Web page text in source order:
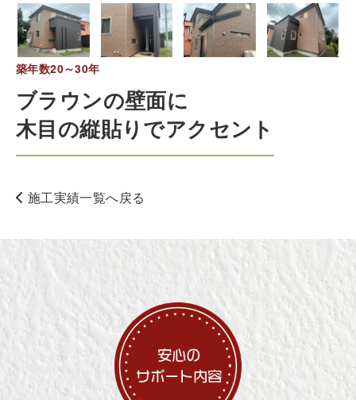
築年数20～30年
ブラウンの壁面に
木目の縦貼りでアクセント
施工実績一覧へ戻る